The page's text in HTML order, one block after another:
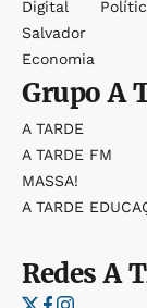
Digital
Salvador
Economia
GrupoA
A TARDE
A TARDE FM
MASSA!
A TARDE
RedesA